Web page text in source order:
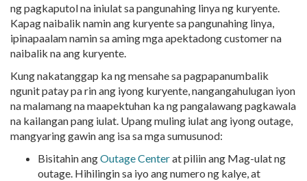
ng pagkaputol na iniulat sa pangunahing linya ng kuryente.
Kapag naibalik namin ang kuryente sa pangunahing linya,
ipinapaalam namin sa aming mga apektadong customer na
naibalik na ang kuryente.
Kung nakatanggap ka ng mensahe sa pagpapanumbalik
ngunit patay pa rin ang iyong kuryente, nangangahulugan iyon
na malamang na maapektuhan ka ng pangalawang pagkawala
na kailangan pang iulat. Upang muling iulat ang iyong outage,
mangyaring gawin ang isa sa mga sumusunod:
Bisitahin angOutage Centerat piliin ang Mag-ulat ng
outage. Hihilingin sa iyo ang numero ng kalye, at